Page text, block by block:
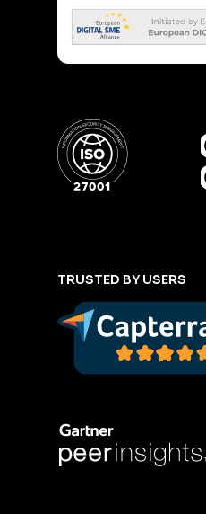
TRUSTED BY USERS